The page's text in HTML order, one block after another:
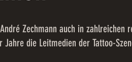
Zechmann auch in zahlreichen
die Leitmedien der Tattoo-